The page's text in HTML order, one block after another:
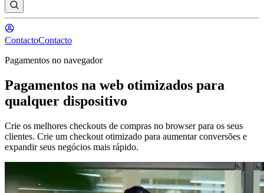
ContactoContacto
Pagamentos no navegador
Pagamentos na web otimizados para
qualquer dispositivo
Crie os melhores checkouts de compras no browser para os seus
clientes. Crie um checkout otimizado para aumentar conversões e
expandir seus negócios mais rápido.